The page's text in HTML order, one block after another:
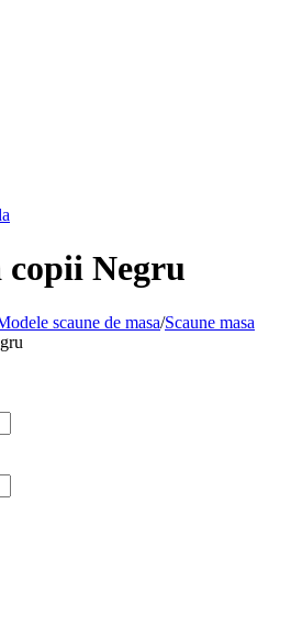
copii Negru
scaune de masa/Scaune masa